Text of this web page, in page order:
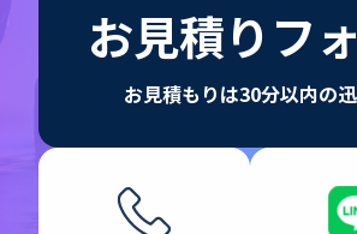
お見積りフ
お見積もりは30分以内の